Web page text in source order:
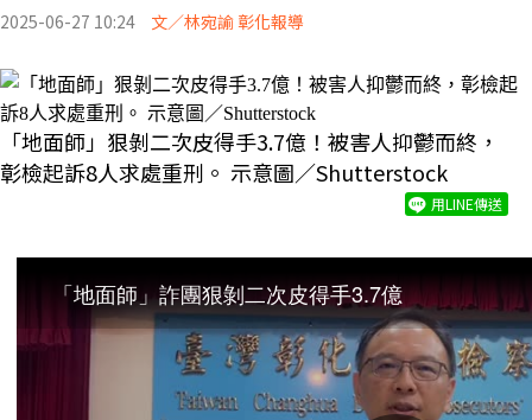
2025-06-27 10:24 文／林宛諭 彰化報導
「地面師」狠剝二次皮得手3.7億！被害人抑鬱而終，
彰檢起訴8人求處重刑。 示意圖／Shutterstock
用LINE傳送